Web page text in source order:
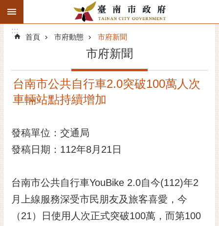
跳到主要內容區塊
搜
階
精彩府城
市府團隊
主題服務
市政資訊
市民互動
:::
:::
首頁 市府動態 市府新聞
市府新聞
台南市公共自行車2.0突破100萬人次
車輛站點持續增加
發稿單位：交通局
發稿日期：112年8月21日
台南市公共自行車YouBike 2.0自今(112)年2
月上線服務深受市民朋友及旅客喜愛，今
（21）日使用人次正式突破100萬，而第100